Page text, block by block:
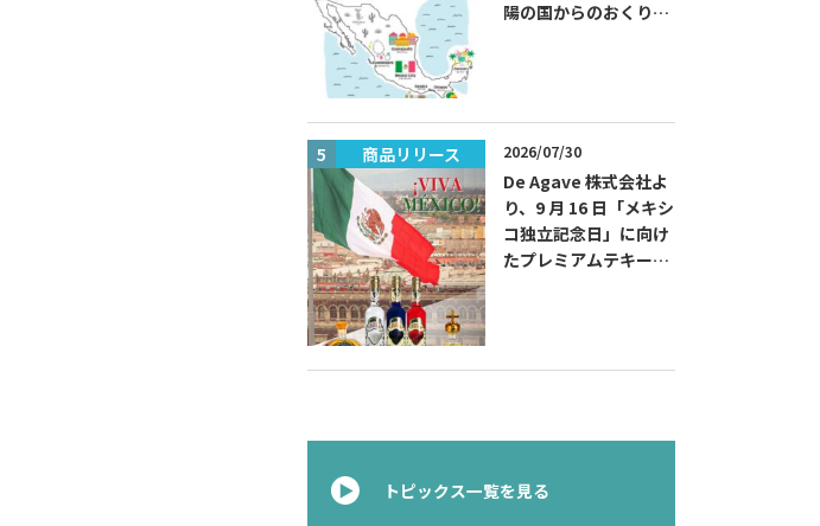
陽の国からのおくりも
商品リリース 2026/07/30
De Agave 株式会社よ
り、9 月 16 日「メキシ
コ独立記念日」に向け
たプレミアムテキーラ
トピックス一覧を見る